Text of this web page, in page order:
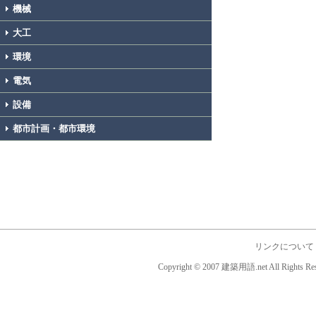
機械
大工
環境
電気
設備
都市計画・都市環境
リンクについて
Copyright © 2007 建築用語.net All Rights